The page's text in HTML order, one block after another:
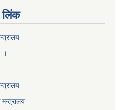
लिंक
।
मन्त्रालय